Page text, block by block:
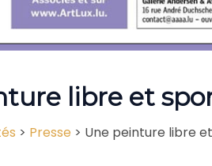
libre et
> Presse > Une peinture libre